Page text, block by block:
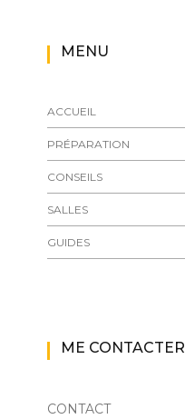
MENU
ACCUEIL
PRÉPARATION
CONSEILS
SALLES
GUIDES
ME CONTACTER
CONTACT